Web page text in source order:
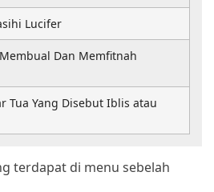
terdapat di menu sebelah
Lucifer
Dan Memfitnah
Tua Yang Disebut Iblis atau